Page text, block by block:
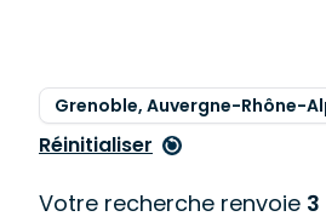
Grenoble, Auvergne-Rhône-
Réinitialiser
Votre recherche renvoie 3